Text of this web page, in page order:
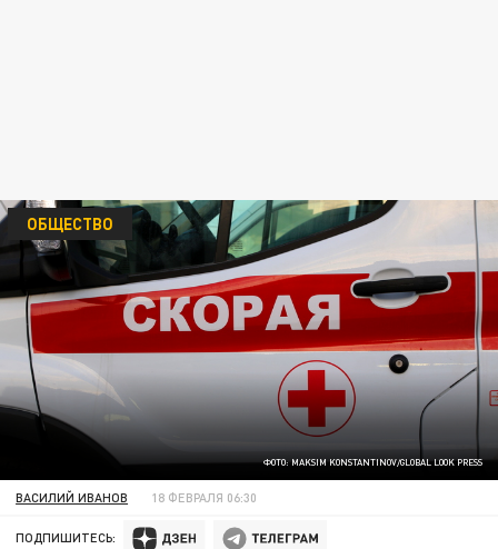
ФОТО: MAKSIM KONSTANTINOV/GLOBAL LOOK PRESS
ОБЩЕСТВО
ВАСИЛИЙ ИВАНОВ 18 ФЕВРАЛЯ 06:30
ПОДПИШИТЕСЬ: